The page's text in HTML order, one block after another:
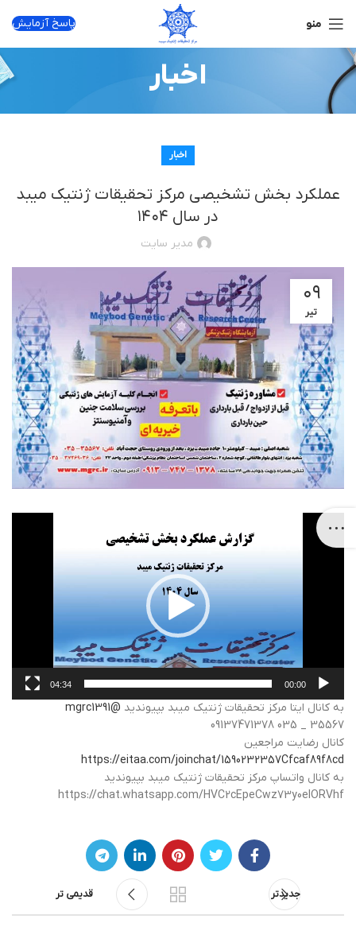
منو پاسخ آزمایش
اخبار
اخبار
عملکرد بخش تشخیصی مرکز تحقیقات ژنتیک میبد
در سال ۱۴۰۴
مدیر سایت
۰۹
تیر
نمایشگر
ویدیو
00:00
04:34
به کانال ایتا مرکز تحقیقات ژنتیک میبد بپیوندید @mgrc1391
09137471378 035 _ 35567
کانال رضایت مراجعین
https://eitaa.com/joinchat/1590232357Cfcaf89f8cd
به کانال واتساپ مرکز تحقیقات ژنتیک میبد بپیوندید
https://chat.whatsapp.com/HVC2cEpeCwz73y0eIORVhf
جدیدتر قدیمی تر